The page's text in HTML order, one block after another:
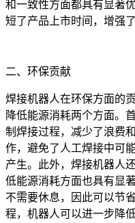
和一致性方面都具有显著
短了产品上市时间，增强
二、环保贡献
焊接机器人在环保方面的
降低能源消耗两个方面。
制焊接过程，减少了浪费
作，避免了人工焊接中可
产生。此外，焊接机器人
低能源消耗方面也具有显
不需要休息，因此可以节
程，机器人可以进一步降